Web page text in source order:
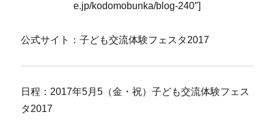
e.jp/kodomobunka/blog-240″]
公式サイト：子ども交流体験フェスタ2017
日程：2017年5月5（金・祝）子ども交流体験フェス
タ2017